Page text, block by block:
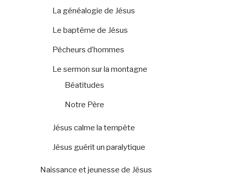
La généalogie de Jésus
Le baptême de Jésus
Pêcheurs d’hommes
Le sermon sur la montagne
Béatitudes
Notre Père
Jésus calme la tempête
Jésus guérit un paralytique
Naissance et jeunesse de Jésus